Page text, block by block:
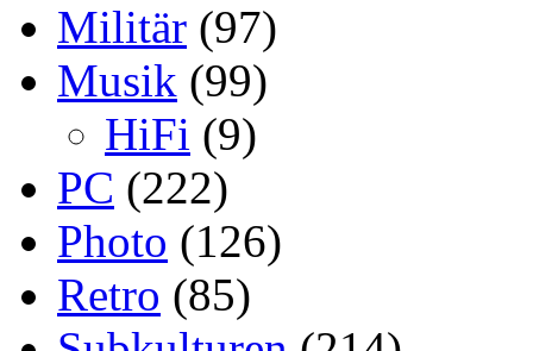
Militär (97)
Musik (99)
HiFi (9)
PC (222)
Photo (126)
Retro (85)